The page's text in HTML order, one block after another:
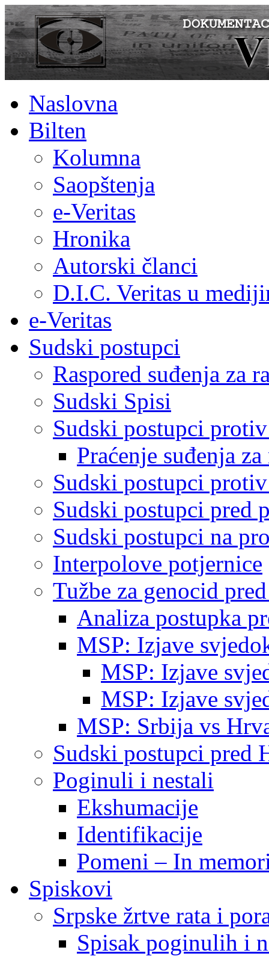
Naslovna
Bilten
Kolumna
Saopštenja
e-Veritas
Hronika
Autorski članci
D.I.C. Veritas u
e-Veritas
Sudski postupci
Raspored suđenja za
Sudski Spisi
Sudski postupci
Praćenje suđenja
Sudski postupci
Sudski postupci pred
Sudski postupci na
Interpolove potjernice
Tužbe za genocid
Analiza postupka
MSP: Izjave
MSP: Izjave
MSP: Izjave
MSP: Srbija vs
Sudski postupci pred
Poginuli i nestali
Ekshumacije
Identifikacije
Pomeni – In
Spiskovi
Srpske žrtve rata i
Spisak poginulih i